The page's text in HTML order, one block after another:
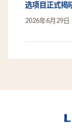
选项目正式揭
2026年6月29日